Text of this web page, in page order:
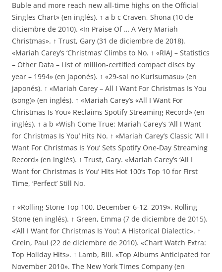
Buble and more reach new all-time highs on the Official
Singles Chart» (en inglés). ↑ a b c Craven, Shona (10 de
diciembre de 2010). «In Praise Of … A Very Mariah
Christmas». ↑ Trust, Gary (31 de diciembre de 2018).
«Mariah Carey’s ‘Christmas’ Climbs to No. ↑ «RIAJ – Statistics
– Other Data – List of million-certified compact discs by
year – 1994» (en japonés). ↑ «29-sai no Kurisumasu» (en
japonés). ↑ «Mariah Carey – All I Want For Christmas Is You
(song)» (en inglés). ↑ «Mariah Carey’s «All I Want For
Christmas Is You» Reclaims Spotify Streaming Record» (en
inglés). ↑ a b «Wish Come True: Mariah Carey’s ‘All I Want
for Christmas Is You’ Hits No. ↑ «Mariah Carey’s Classic ‘All I
Want For Christmas Is You’ Sets Spotify One-Day Streaming
Record» (en inglés). ↑ Trust, Gary. «Mariah Carey’s ‘All I
Want for Christmas Is You’ Hits Hot 100’s Top 10 for First
Time, ‘Perfect’ Still No.
↑ «Rolling Stone Top 100, December 6-12, 2019». Rolling
Stone (en inglés). ↑ Green, Emma (7 de diciembre de 2015).
«’All I Want for Christmas Is You’: A Historical Dialectic». ↑
Grein, Paul (22 de diciembre de 2010). «Chart Watch Extra:
Top Holiday Hits». ↑ Lamb, Bill. «Top Albums Anticipated for
November 2010». The New York Times Company (en